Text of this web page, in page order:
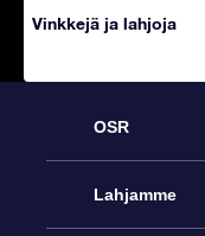
Vinkkejä ja lahjoja
OSR
Palvelu
Lahjamme